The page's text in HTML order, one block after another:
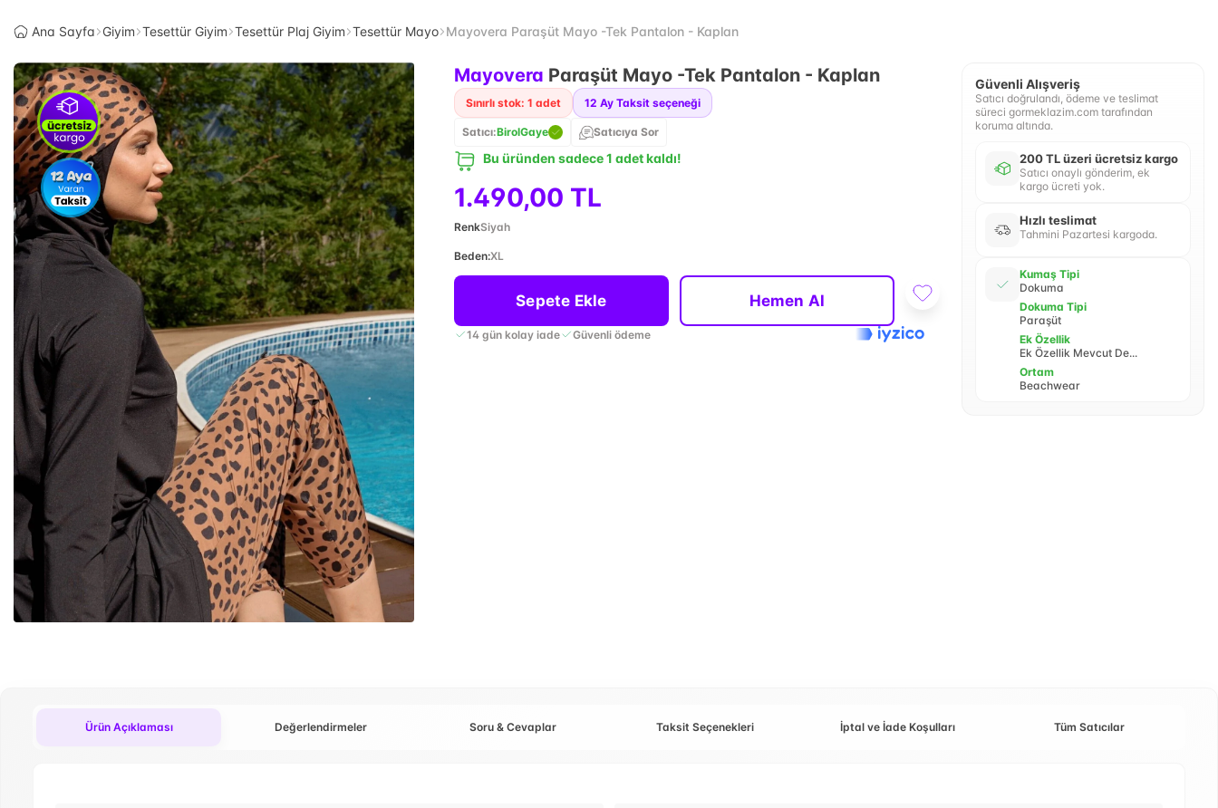
Ana Sayfa Giyim Tesettür Giyim Tesettür Plaj Giyim Tesettür Mayo Mayovera Paraşüt Mayo -Tek Pantalon - Kaplan
Mayovera Paraşüt Mayo -Tek Pantalon - Kaplan
Sınırlı stok: 1 adet 12 Ay Taksit seçeneği
Satıcı:BirolGaye Satıcıya Sor
Bu üründen sadece 1 adet kaldı!
1.490,00 TL
RenkSiyah
Beden:XL
Sepete Ekle Hemen Al
14 gün kolay iade Güvenli ödeme
Güvenli Alışveriş
Satıcı doğrulandı, ödeme ve teslimat
süreci gormeklazim.com tarafından
koruma altında.
200 TL üzeri ücretsiz kargo
Satıcı onaylı gönderim, ek
kargo ücreti yok.
Hızlı teslimat
Tahmini Pazartesi kargoda.
Kumaş Tipi
Dokuma
Dokuma Tipi
Paraşüt
Ek Özellik
Ek Özellik Mevcut De...
Ortam
Beachwear
Ürün Açıklaması Değerlendirmeler Soru & Cevaplar Taksit Seçenekleri İptal ve İade Koşulları Tüm Satıcılar